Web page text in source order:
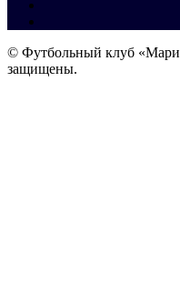
© Футбольный клуб
защищены.